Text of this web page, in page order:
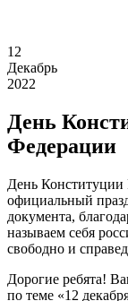
12
Декабрь
2022
День
Федерации
День Конституции
официальный
документа,
называем себя
свободно и
Дорогие ребята!
по теме «12